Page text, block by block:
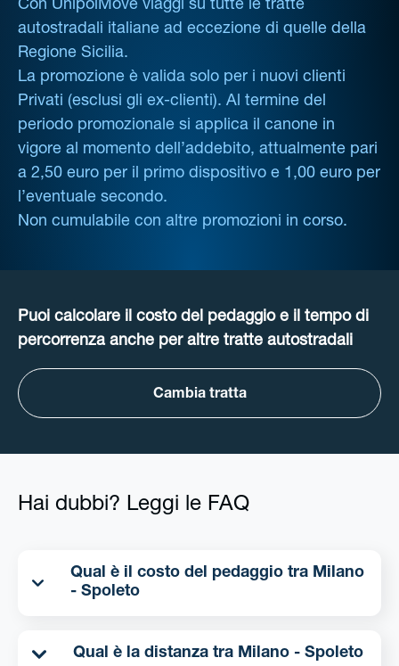
Con UnipolMove viaggi su tutte le tratte
autostradali italiane ad eccezione di quelle della
Regione Sicilia.
La promozione è valida solo per i nuovi clienti
Privati (esclusi gli ex-clienti). Al termine del
periodo promozionale si applica il canone in
vigore al momento dell’addebito, attualmente pari
a 2,50 euro per il primo dispositivo e 1,00 euro per
l’eventuale secondo.
Non cumulabile con altre promozioni in corso.
Puoi calcolare il costo del pedaggio e il tempo di
percorrenza anche per altre tratte autostradali
Cambia tratta
Hai dubbi? Leggi le FAQ
Qual è il costo del pedaggio tra Milano
- Spoleto
Qual è la distanza tra Milano - Spoleto